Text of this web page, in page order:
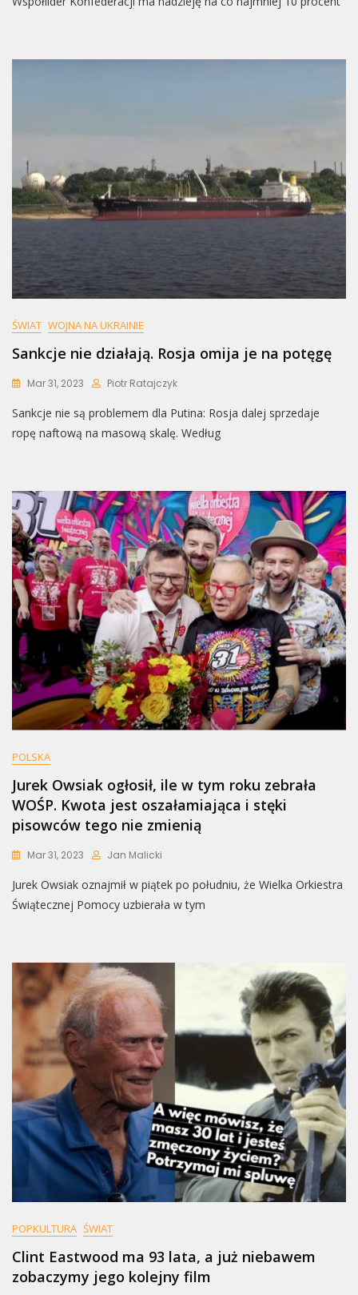
ŚWIAT WOJNA NA UKRAINIE
Sankcje nie działają. Rosja omija je na potęgę
Mar 31, 2023 Piotr Ratajczyk
Sankcje nie są problemem dla Putina: Rosja dalej sprzedaje
ropę naftową na masową skalę. Według
POLSKA
Jurek Owsiak ogłosił, ile w tym roku zebrała
WOŚP. Kwota jest oszałamiająca i stęki
pisowców tego nie zmienią
Mar 31, 2023 Jan Malicki
Jurek Owsiak oznajmił w piątek po południu, że Wielka Orkiestra
Świątecznej Pomocy uzbierała w tym
POPKULTURA ŚWIAT
Clint Eastwood ma 93 lata, a już niebawem
zobaczymy jego kolejny film